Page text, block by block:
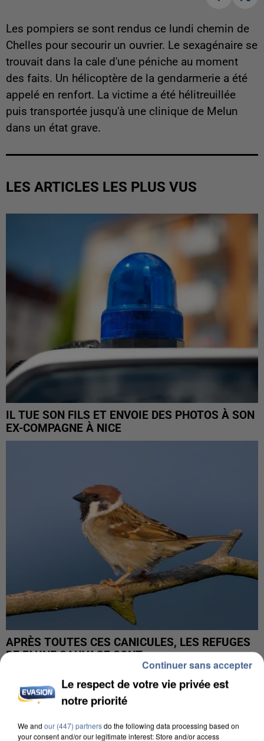
Les pompiers se sont rendus ce lundi chemin de
Chelles pour secourir un ouvrier. Le sexagénaire se
trouvait dans la cale d'une péniche au moment
des faits. Un hélicoptère de la gendarmerie a été
appelé en renfort. La victime a été hélitreuillée
puis transportée jusqu'à une clinique de Melun
dans un état grave.
LES ARTICLES LES PLUS VUS
IL TUE SON FILS ET ENVOIE DES PHOTOS À SON
EX-COMPAGNE À NICE
APRÈS TOUTES CES CANICULES, LES REFUGES
DE FAUNE SAUVAGE SONT...
Le respect de votre vie privée est
notre priorité
We and our (447) partnersdo the following data processing based on
your consent and/or our legitimate interest: Store and/or access
Continuer sans accepter